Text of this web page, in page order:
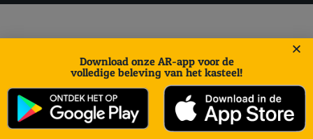
Download onze AR-app voor de
volledige beleving van het kasteel!